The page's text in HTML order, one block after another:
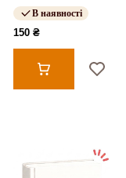
В наявності
150 ₴